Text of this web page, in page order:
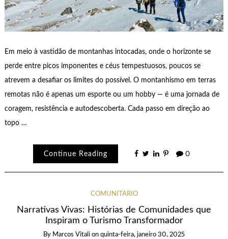
Em meio à vastidão de montanhas intocadas, onde o horizonte se
perde entre picos imponentes e céus tempestuosos, poucos se
atrevem a desafiar os limites do possível. O montanhismo em terras
remotas não é apenas um esporte ou um hobby — é uma jornada de
coragem, resistência e autodescoberta. Cada passo em direção ao
topo …
Continue Reading 0
COMUNITÁRIO
Narrativas Vivas: Histórias de Comunidades que
Inspiram o Turismo Transformador
By Marcos Vitali on quinta-feira, janeiro 30, 2025